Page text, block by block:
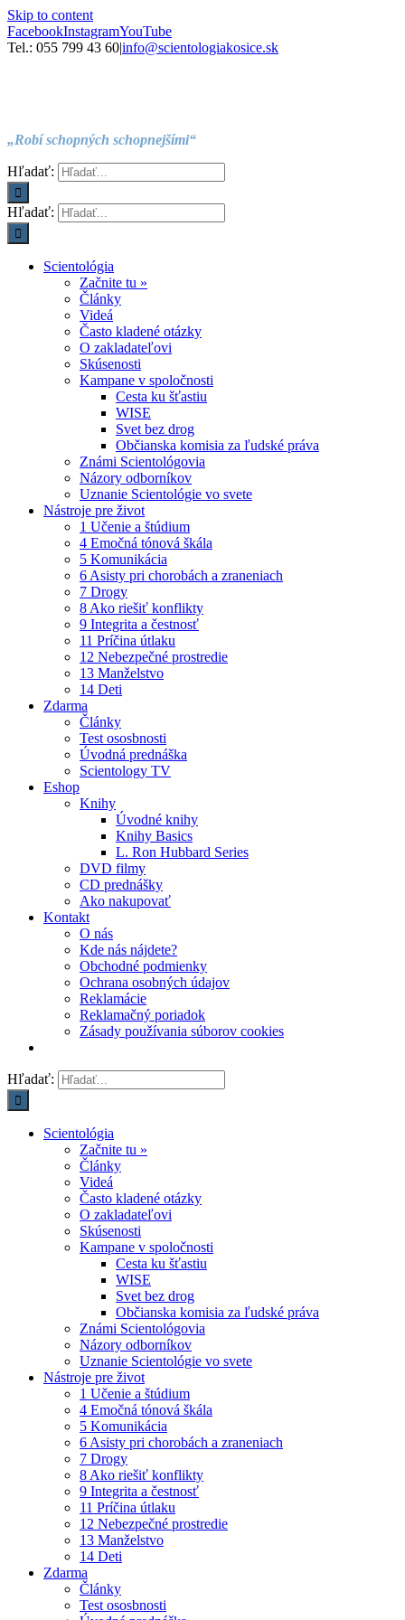
Skip to content
FacebookInstagramYouTube
Tel.: 055 799 43 60|info@scientologiakosice.sk
„Robí schopných schopnejšími“
Hľadať:
Hľadať:
Scientológia
Začnite tu »
Články
Videá
Často kladené otázky
O zakladateľovi
Skúsenosti
Kampane v spoločnosti
Cesta ku šťastiu
WISE
Svet bez drog
Občianska komisia za ľudské práva
Známi Scientológovia
Názory odborníkov
Uznanie Scientológie vo svete
Nástroje pre život
1 Učenie a štúdium
4 Emočná tónová škála
5 Komunikácia
6 Asisty pri chorobách a zraneniach
7 Drogy
8 Ako riešiť konflikty
9 Integrita a čestnosť
11 Príčina útlaku
12 Nebezpečné prostredie
13 Manželstvo
14 Deti
Zdarma
Články
Test ososbnosti
Úvodná prednáška
Scientology TV
Eshop
Knihy
Úvodné knihy
Knihy Basics
L. Ron Hubbard Series
DVD filmy
CD prednášky
Ako nakupovať
Kontakt
O nás
Kde nás nájdete?
Obchodné podmienky
Ochrana osobných údajov
Reklamácie
Reklamačný poriadok
Zásady používania súborov cookies
Hľadať:
Scientológia
Začnite tu »
Články
Videá
Často kladené otázky
O zakladateľovi
Skúsenosti
Kampane v spoločnosti
Cesta ku šťastiu
WISE
Svet bez drog
Občianska komisia za ľudské práva
Známi Scientológovia
Názory odborníkov
Uznanie Scientológie vo svete
Nástroje pre život
1 Učenie a štúdium
4 Emočná tónová škála
5 Komunikácia
6 Asisty pri chorobách a zraneniach
7 Drogy
8 Ako riešiť konflikty
9 Integrita a čestnosť
11 Príčina útlaku
12 Nebezpečné prostredie
13 Manželstvo
14 Deti
Zdarma
Články
Test ososbnosti